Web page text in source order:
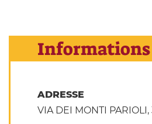
Informations
ADRESSE
VIA DEI MONTI PARIOLI,